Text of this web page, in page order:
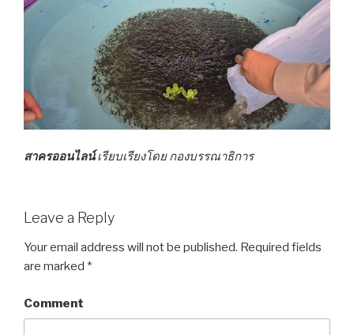
สาครออนไลน์เรียบเรียงโดย กองบรรณาธิการ
Leave a Reply
Your email address will not be published. Required fields
are marked *
Comment